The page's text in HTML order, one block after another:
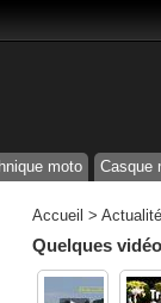
moto Casque
Accueil >
Quelques